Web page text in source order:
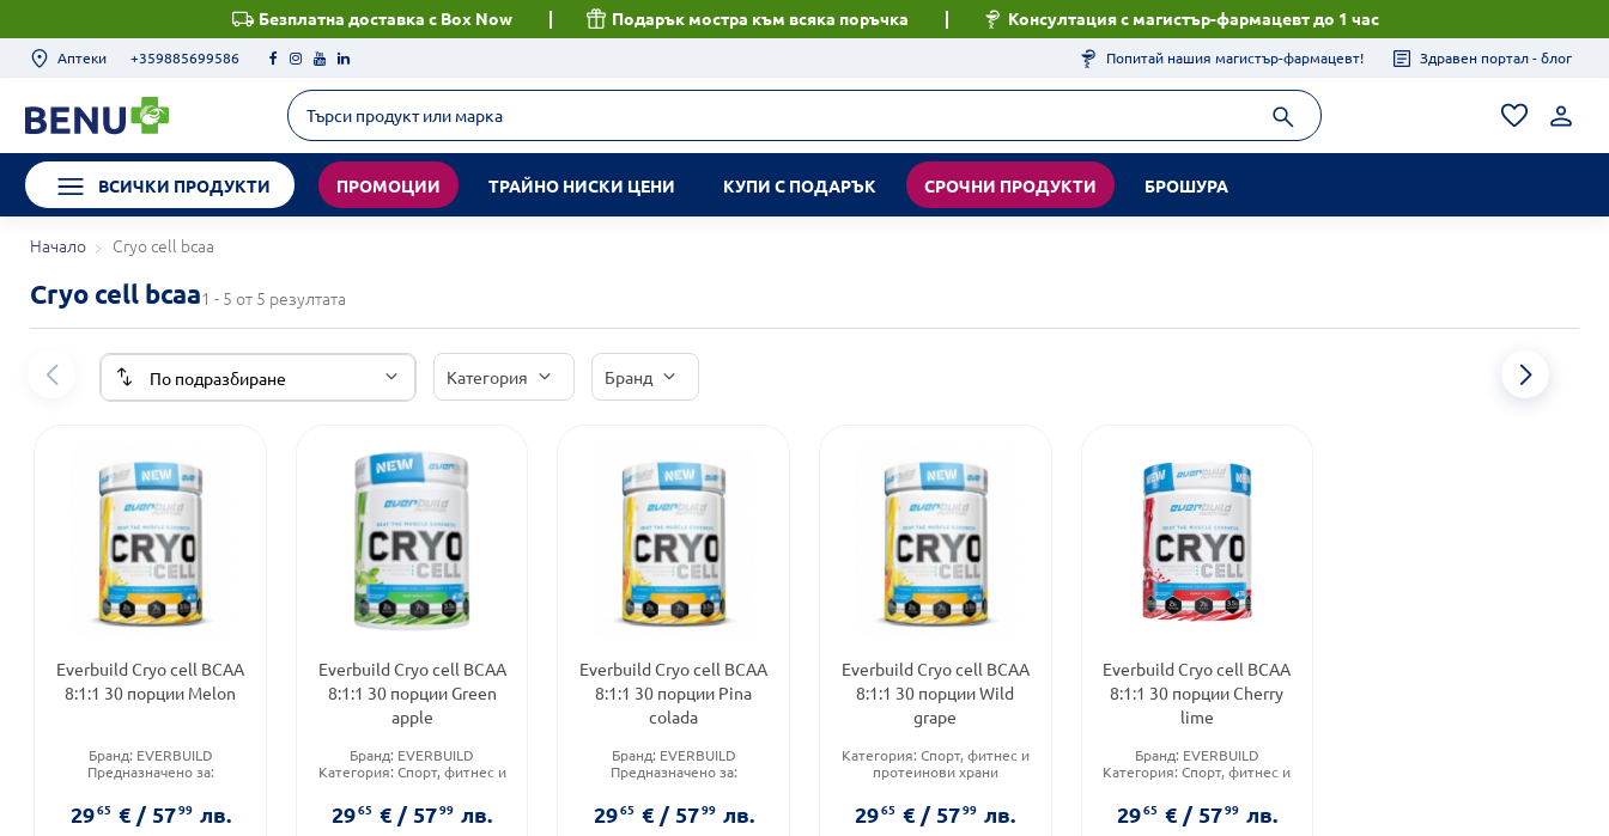
Безплатна доставка с Box Now Подарък мостра към всяка поръчка Консултация с магистър-фармацевт до 1 час
Аптеки +359885699586 Попитай нашия магистър-фармацевт! Здравен портал - блог
ВСИЧКИ ПРОДУКТИ ПРОМОЦИИ ТРАЙНО НИСКИ ЦЕНИ КУПИ С ПОДАРЪК СРОЧНИ ПРОДУКТИ БРОШУРА
Начало Cryo cell bcaa
Cryo cell bcaa1 - 5 от 5 резултата
Категория Бранд
Everbuild Cryo cell BCAA
8:1:1 30 порции Melon
Бранд: EVERBUILD
Предназначено за:
Приложение:орално
2965 € / 5799 лв.
Everbuild Cryo cell BCAA
8:1:1 30 порции Green
apple
Бранд: EVERBUILD
Категория: Спорт, фитнес и
Предназначено за:
възрастни
2965 € / 5799 лв.
Everbuild Cryo cell BCAA
8:1:1 30 порции Pina
colada
Бранд: EVERBUILD
Предназначено за:
Приложение:орално
2965 € / 5799 лв.
Everbuild Cryo cell BCAA
8:1:1 30 порции Wild
grape
Категория: Спорт, фитнес и
протеинови храни
възрастни
Приложение: орално
2965 € / 5799 лв.
Everbuild Cryo cell BCAA
8:1:1 30 порции Cherry
lime
Бранд: EVERBUILD
Категория:Спорт, фитнес и
Приложение:орално
2965 € / 5799 лв.